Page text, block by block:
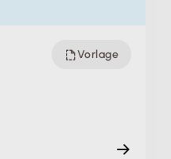
Vorlage